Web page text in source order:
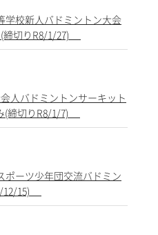
学校新人バドミントン大会
切りR8/1/27)
人バドミントンサーキット
締切りR8/1/7)
ポーツ少年団交流バドミン
15)